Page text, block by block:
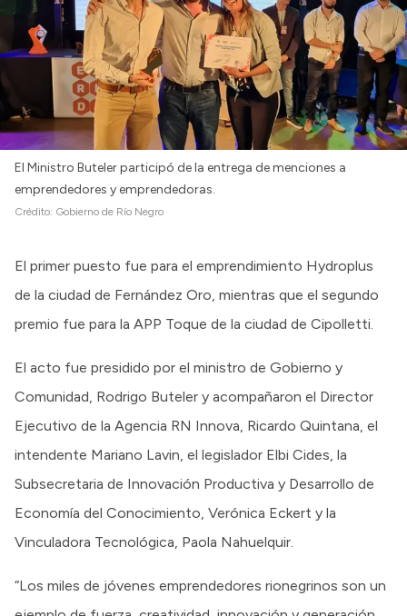
El Ministro Buteler participó de la entrega de menciones a
emprendedores y emprendedoras.
Crédito: Gobierno de Río Negro
El primer puesto fue para el emprendimiento Hydroplus
de la ciudad de Fernández Oro, mientras que el segundo
premio fue para la APP Toque de la ciudad de Cipolletti.
El acto fue presidido por el ministro de Gobierno y
Comunidad, Rodrigo Buteler y acompañaron el Director
Ejecutivo de la Agencia RN Innova, Ricardo Quintana, el
intendente Mariano Lavin, el legislador Elbi Cides, la
Subsecretaria de Innovación Productiva y Desarrollo de
Economía del Conocimiento, Verónica Eckert y la
Vinculadora Tecnológica, Paola Nahuelquir.
“Los miles de jóvenes emprendedores rionegrinos son un